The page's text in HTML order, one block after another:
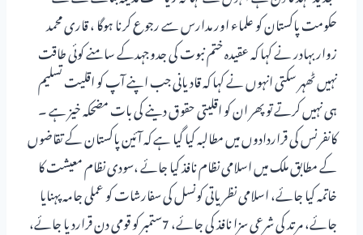
حکومت پاکستان کو علماء اور مدارس سے رجوع کرنا ہوگا ، قاری محمد
زوار بہادر نے کہا کہ عقیدہ ختم نبوت کی جدوجہدکے سامنے کوئی طاقت
نہیں ٹھہر سکتی انہوں نے کہا کہ قادیانی جب اپنے آپ کو اقلیت تسلیم
ہی نہیں کرتے تو پھر ان کو اقلیتی حقوق دینے کی بات مضحکہ خیز ہے ۔
کانفرنس کی قراردادوں میں مطالبہ کیا گیا ہے کہ آئین پاکستان کے تقاضوں
کے مطابق ملک میں اسلامی نظام نافذ کیا جائے ،سودی نظام معیشت کا
خاتمہ کیا جائے، اسلامی نظریاتی کونسل کی سفارشات کو عملی جامہ پہنایا
جائے، مرتد کی شرعی سزا نافذ کی جائے، 7ستمبر کو قومی دن قراردیا جائے،